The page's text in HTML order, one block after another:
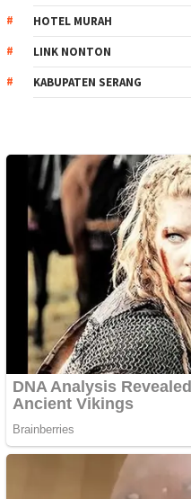
HOTEL MURAH
LINK NONTON
KABUPATEN SERANG